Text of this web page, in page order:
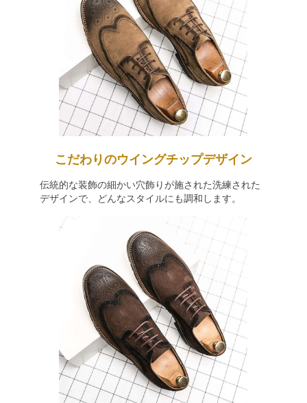
こだわりのウイングチップデザイン
伝統的な装飾の細かい穴飾りが施された洗練された
デザインで、どんなスタイルにも調和します。